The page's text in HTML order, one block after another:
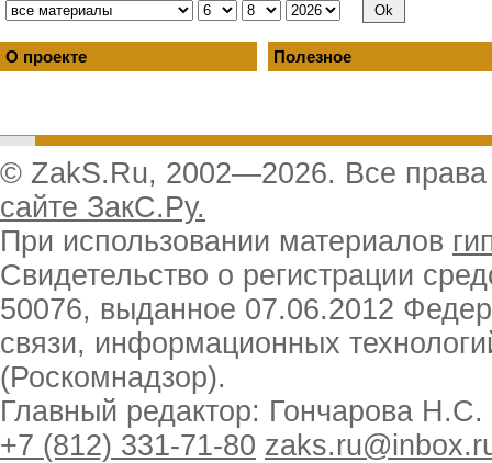
О проекте Полезное
© ZakS.Ru, 2002—2026. Все
сайте ЗакС.Ру.
При использовании материалов
Свидетельство о регистрации
50076, выданное 07.06.2012
связи, информационных
(Роскомнадзор).
Главный редактор: Гончарова Н.С.
+7 (812) 331-71-80